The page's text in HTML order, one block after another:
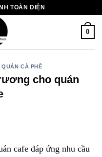
TOÀN DIỆN
0
CÀ PHÊ
cho quán
cafe đáp ứng nhu cầu